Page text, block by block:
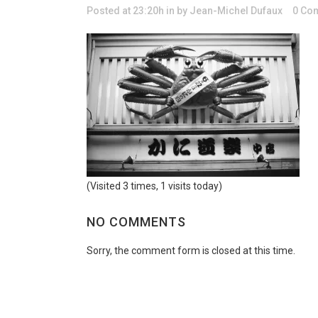
Posted at 23:20h in by Jean-Michel Dufaux 0
(Visited 3 times, 1 visits today)
NO COMMENTS
Sorry, the comment form is closed at this time.